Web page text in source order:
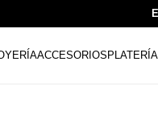
ACCESORIOS